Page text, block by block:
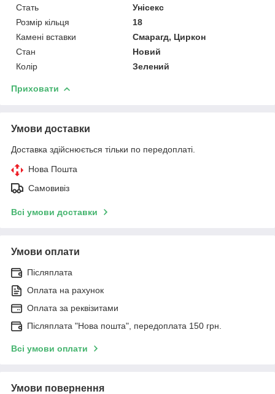
Стать
Унісекс
Розмір кільця
18
Камені вставки
Смарагд, Циркон
Стан
Новий
Колір
Зелений
Приховати
Умови доставки
Доставка здійснюється тільки по передоплаті.
Нова Пошта
Самовивіз
Всі умови доставки
Умови оплати
Післяплата
Оплата на рахунок
Оплата за реквізитами
Післяплата "Нова пошта", передоплата 150 грн.
Всі умови оплати
Умови повернення